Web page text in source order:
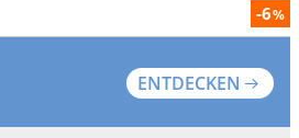
-6%
ENTDECKEN